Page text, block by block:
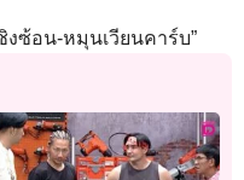
งซ้อน-หมุนเวียนคาร์บ”